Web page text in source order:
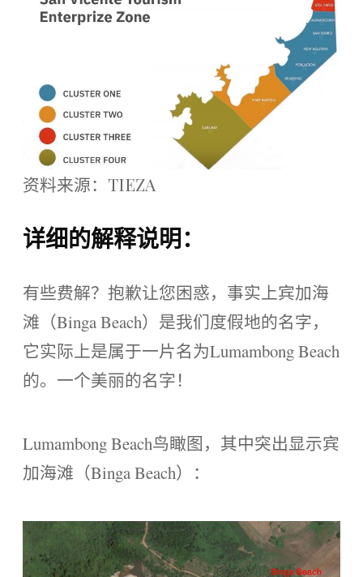
资料来源：TIEZA
详细的解释说明：
有些费解？抱歉让您困惑，事实上宾加海
滩（Binga Beach）是我们度假地的名字，
它实际上是属于一片名为Lumambong Beach
的。一个美丽的名字！
Lumambong Beach鸟瞰图，其中突出显示宾
加海滩（Binga Beach）：